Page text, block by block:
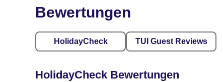
Bewertungen
HolidayCheck TUI Guest Reviews
HolidayCheck Bewertungen